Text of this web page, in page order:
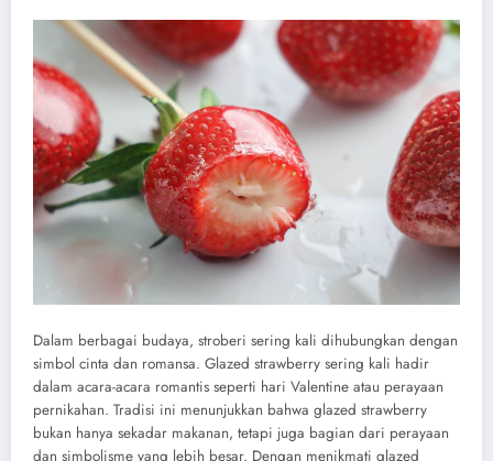
Dalam berbagai budaya, stroberi sering kali dihubungkan dengan
simbol cinta dan romansa. Glazed strawberry sering kali hadir
dalam acara-acara romantis seperti hari Valentine atau perayaan
pernikahan. Tradisi ini menunjukkan bahwa glazed strawberry
bukan hanya sekadar makanan, tetapi juga bagian dari perayaan
dan simbolisme yang lebih besar. Dengan menikmati glazed